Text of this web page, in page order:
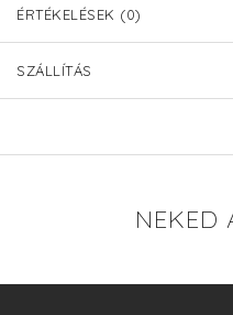
ÉRTÉKELÉSEK (0)
SZÁLLÍTÁS
NEKED